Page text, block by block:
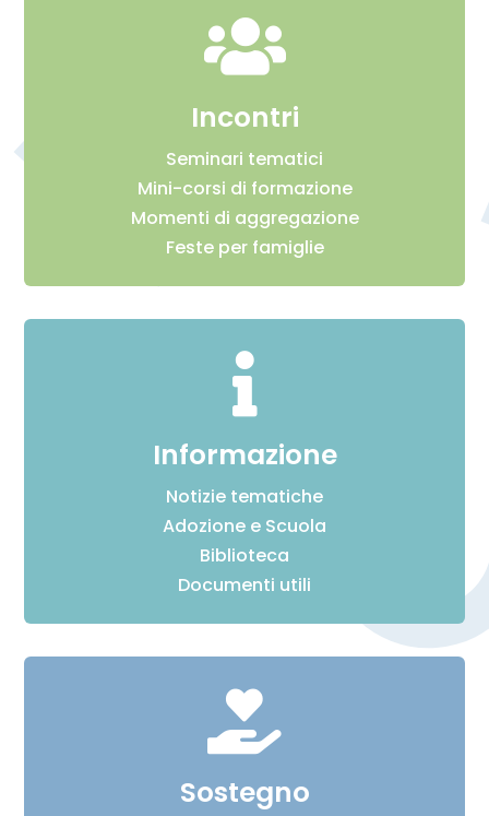

Incontri
Seminari tematici
Mini-corsi di formazione
Momenti di aggregazione
Feste per famiglie

Informazione
Notizie tematiche
Adozione e Scuola
Biblioteca
Documenti utili

Sostegno